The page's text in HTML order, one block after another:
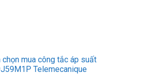
chọn mua công tắc áp suất
Telemecanique